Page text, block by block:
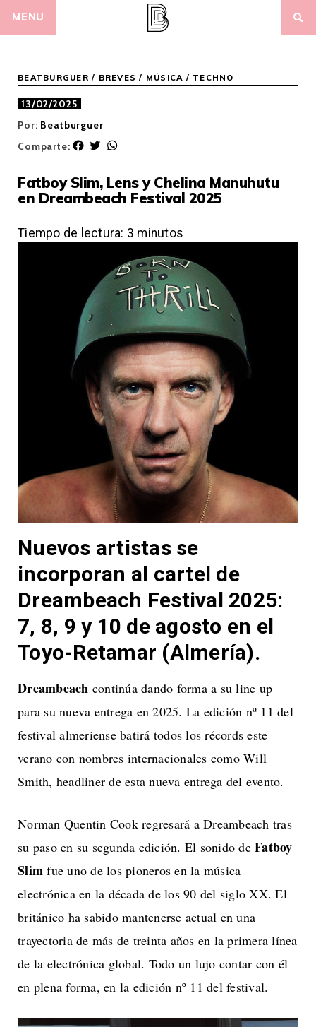
MENU
BEATBURGUER / BREVES / MÚSICA / TECHNO
13/02/2025
Por: Beatburguer
Comparte:
F
e
b
o
k
T
t
t
r
t
s
p
p
Fatboy Slim, Lens y Chelina Manuhutu
en Dreambeach Festival 2025
Tiempo de lectura: 3 minutos
Nuevos artistas se
incorporan al cartel de
Dreambeach Festival 2025:
7, 8, 9 y 10 de agosto en el
Toyo-Retamar (Almería).
Dreambeach continúa dando forma a su line up
para su nueva entrega en 2025. La edición nº 11 del
festival almeriense batirá todos los récords este
verano con nombres internacionales como Will
Smith, headliner de esta nueva entrega del evento.
Norman Quentin Cook regresará a Dreambeach tras
su paso en su segunda edición. El sonido de Fatboy
Slim fue uno de los pioneros en la música
electrónica en la década de los 90 del siglo XX. El
británico ha sabido mantenerse actual en una
trayectoria de más de treinta años en la primera línea
de la electrónica global. Todo un lujo contar con él
en plena forma, en la edición nº 11 del festival.